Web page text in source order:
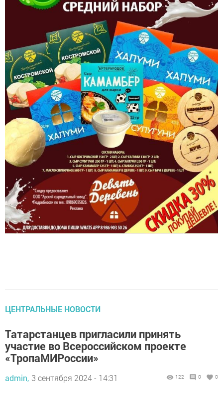
ЦЕНТРАЛЬНЫЕ НОВОСТИ
Татарстанцев пригласили принять
участие во Всероссийском проекте
«ТропаМИРоссии»
admin, 3 сентября 2024 - 14:31